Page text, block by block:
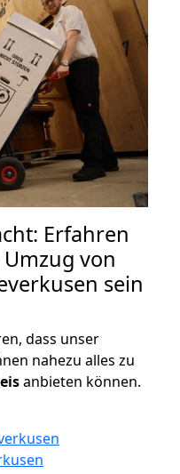
Erfahren
von
sein
dass unser
nahezu alles zu
anbieten können.